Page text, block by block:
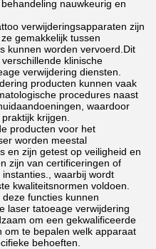
nauwkeurig en
verwijderingsapparaten zijn
gemakkelijk tussen
kunnen worden vervoerd.Dit
klinische
verwijdering diensten.
producten kunnen vaak
procedures naast
waardoor
krijgen.
producten voor het
worden meestal
en zijn getest op veiligheid en
zijn van certificeringen of
waarbij wordt
kwaliteitsnormen voldoen.
functies kunnen
laser tatoeage verwijdering
om een gekwalificeerde
te bepalen welk apparaat
behoeften.